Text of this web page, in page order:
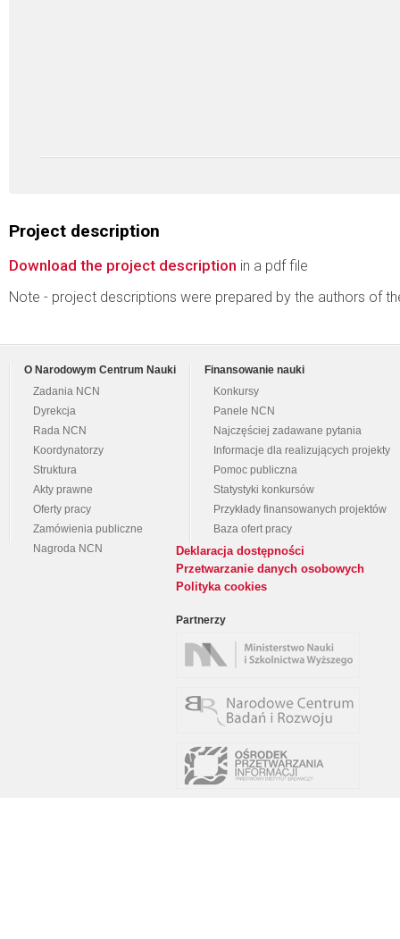
Project description
Download the project description in a pdf file
Note - project descriptions were prepared by the authors of
O Narodowym Centrum Nauki
Zadania NCN
Dyrekcja
Rada NCN
Koordynatorzy
Struktura
Akty prawne
Oferty pracy
Zamówienia publiczne
Nagroda NCN
Finansowanie nauki
Konkursy
Panele NCN
Najczęściej zadawane pytania
Informacje dla realizujących projekty
Pomoc publiczna
Statystyki konkursów
Przykłady finansowanych projektów
Baza ofert pracy
Deklaracja dostępności
Przetwarzanie danych osobowych
Polityka cookies
Partnerzy